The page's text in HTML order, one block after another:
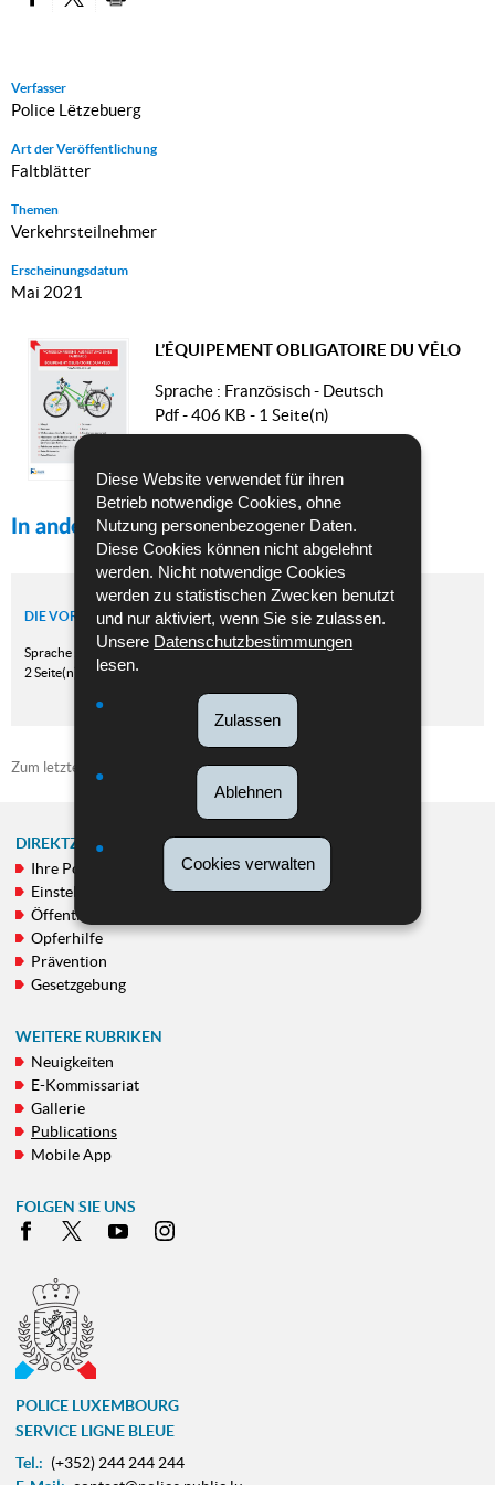
Diese Website verwendet für ihren
Betrieb notwendige Cookies, ohne
Nutzung personenbezogener Daten.
Diese Cookies können nicht abgelehnt
werden. Nicht notwendige Cookies
werden zu statistischen Zwecken benutzt
und nur aktiviert, wenn Sie sie zulassen.
Unsere Datenschutzbestimmungen
lesen.
Zulassen
Ablehnen
Cookies verwalten
Verfasser
Police Lëtzebuerg
Art der Veröffentlichung
Faltblätter
Themen
Verkehrsteilnehmer
Erscheinungsdatum
Mai 2021
L’ÉQUIPEMENT OBLIGATOIRE DU VÉLO
Sprache : Französisch - Deutsch
Pdf - 406 KB - 1 Seite(n)
In anderen Sprachen
DIE VORGESCHRIEBENE AUSRÜSTUNG DES FAHRRADES
Sprache :
Deutsch
2 Seite(n)
Zum letzten Mal aktualisiert am26/10/2021
NAVIGATIONSMENÜ
DIREKTZUGRIFF
Ihre Polizei
Einstellung von Personal
Öffentlichkeitsfahndungen
Opferhilfe
Prävention
Gesetzgebung
WEITERE RUBRIKEN
Neuigkeiten
E-Kommissariat
Gallerie
Publications
Mobile App
FOLGEN SIE UNS
Facebook
X Youtube
POLICE LUXEMBOURG
SERVICE LIGNE BLEUE
Tel.: (+352) 244 244 244